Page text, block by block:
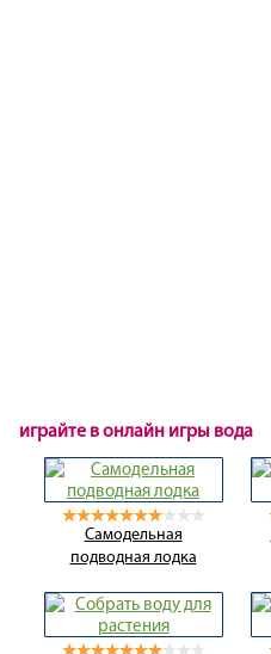
играйте в онлайн игры вода
Самодельная
подводная лодка